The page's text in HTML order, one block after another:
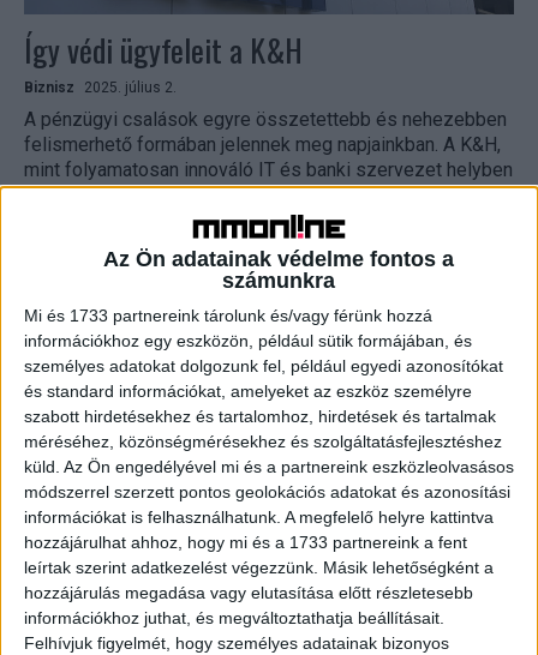
Az Ön adatainak védelme fontos a
számunkra
Mi és 1733 partnereink tárolunk és/vagy férünk hozzá
információkhoz egy eszközön, például sütik formájában, és
személyes adatokat dolgozunk fel, például egyedi azonosítókat
és standard információkat, amelyeket az eszköz személyre
szabott hirdetésekhez és tartalomhoz, hirdetések és tartalmak
méréséhez, közönségmérésekhez és szolgáltatásfejlesztéshez
küld. Az Ön engedélyével mi és a partnereink eszközleolvasásos
módszerrel szerzett pontos geolokációs adatokat és azonosítási
információkat is felhasználhatunk. A megfelelő helyre kattintva
hozzájárulhat ahhoz, hogy mi és a 1733 partnereink a fent
leírtak szerint adatkezelést végezzünk. Másik lehetőségként a
hozzájárulás megadása vagy elutasítása előtt részletesebb
információkhoz juthat, és megváltoztathatja beállításait.
Felhívjuk figyelmét, hogy személyes adatainak bizonyos
Így védi ügyfeleit a K&H
Biznisz 2025. július 2.
A pénzügyi csalások egyre összetettebb és nehezebben
felismerhető formában jelennek meg napjainkban. A K&H,
mint folyamatosan innováló IT és banki szervezet helyben
fejlesztett megoldásokkal...
Így vigyáz az adatainkra a Samsung
Digital Center 2025. június 30.
A Galaxy eszközök olyan mesterséges intelligencia
technológiákkal érkeznek, amelyek középpontjában a
felhasználó személyes adatainak védelme áll. A Galaxy
AI-t arra tervezték, hogy a felhasználói...